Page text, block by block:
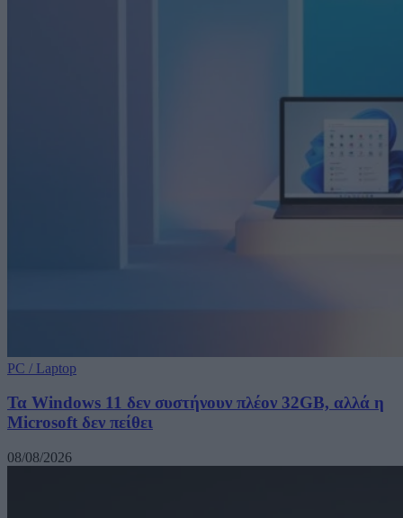
PC / Laptop
Τα Windows 11 δεν συστήνουν πλέον 32GB, αλλά η
Microsoft δεν πείθει
08/08/2026